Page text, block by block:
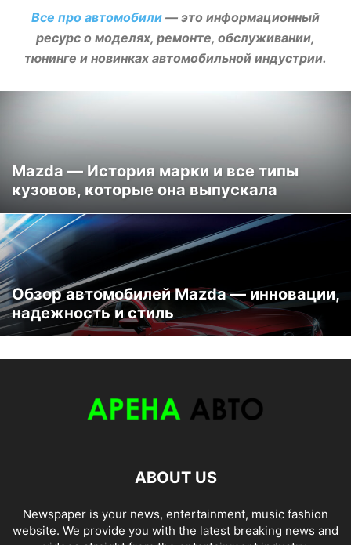
Все про автомобили — это информационный
ресурс о моделях, ремонте, обслуживании,
тюнинге и новинках автомобильной индустрии.
Mazda — История марки и все типы
кузовов, которые она выпускала
Обзор автомобилей Mazda — инновации,
надежность и стиль
ABOUT US
Newspaper is your news, entertainment, music fashion
website. We provide you with the latest breaking news and